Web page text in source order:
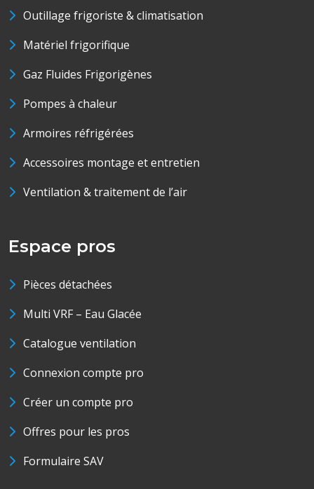
Outillage frigoriste & climatisation
Matériel frigorifique
Gaz Fluides Frigorigènes
Pompes à chaleur
Armoires réfrigérées
Accessoires montage et entretien
Ventilation & traitement de l’air
Espace pros
Pièces détachées
Multi VRF – Eau Glacée
Catalogue ventilation
Connexion compte pro
Créer un compte pro
Offres pour les pros
Formulaire SAV